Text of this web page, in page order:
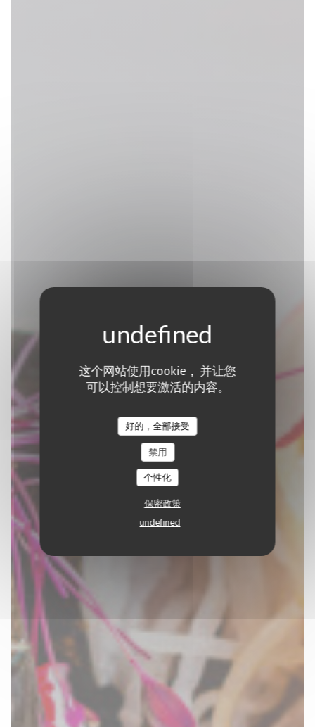
这个网站使用cookie， 并让您
可以控制想要激活的内容。
好的，全部接受
禁用
个性化
保密政策
undefined
GUS
布鲁塞尔小酒馆|BRUXELLES
预订餐位